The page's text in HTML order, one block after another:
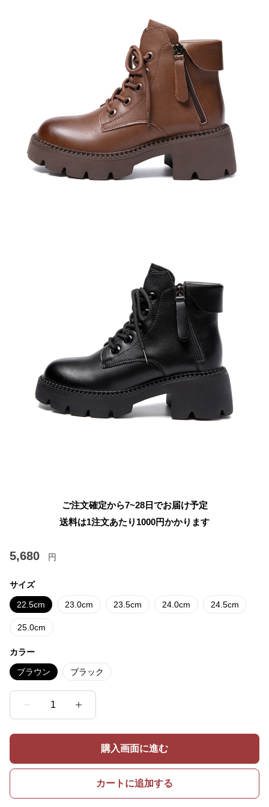
ご注文確定から7~28日でお届け予定
送料は1注文あたり 1000円かかります
5,680 円
サイズ
22.5cm 23.0cm 23.5cm 24.0cm 24.5cm
25.0cm
カラー
ブラウン ブラック
1
購入画面に進む
カートに追加する